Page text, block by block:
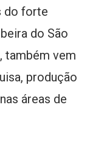
do forte
do São
também vem
produção
áreas de